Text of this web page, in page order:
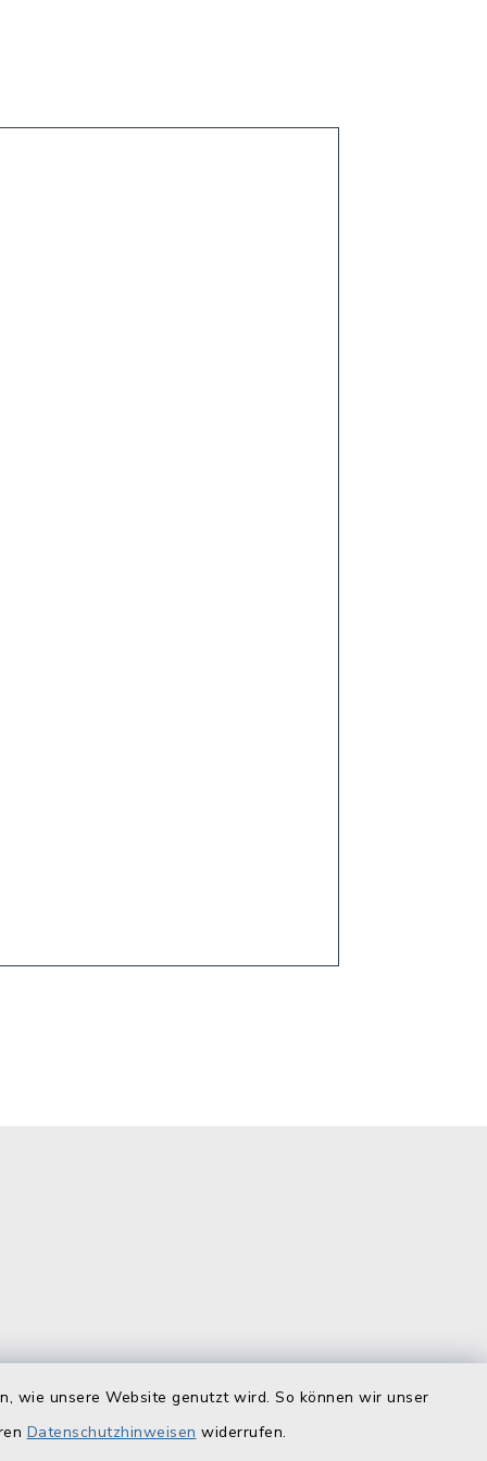
wie unsere Website genutzt wird. So können wir unser
Datenschutzhinweisen widerrufen.
Quicklinks